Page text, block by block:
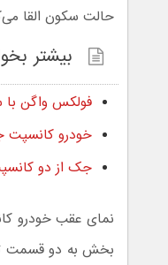
حالت سکون القا
بیشتر
فولکس واگن با
خودرو کانسپت جدید
جک از دو کانسپت
بخش به دو قسمت